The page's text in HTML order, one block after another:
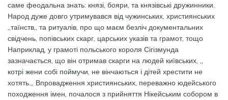
саме феодальна знать: князі, бояри, та князівські дружинники.
Народ дуже довго утримувався від чужинських, християнських
,,таїнств,, та ритуалів, про що маєм безліч документальних
свідчень, попівських скарг, царських указів та грамот, тощо
Наприклад, у грамоті польського короля Сігізмунда
зазначається, що він отримав скарги на людей київських, ,,
котрі жени собі поймучи, не вінчаються і дітей хрестити не
хотять.,, Впровадження християнських, переважно юдейського
походження імен, почалося з прийняття Нікейським собором в